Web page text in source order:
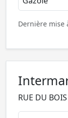
Dernière mise
RUE DU